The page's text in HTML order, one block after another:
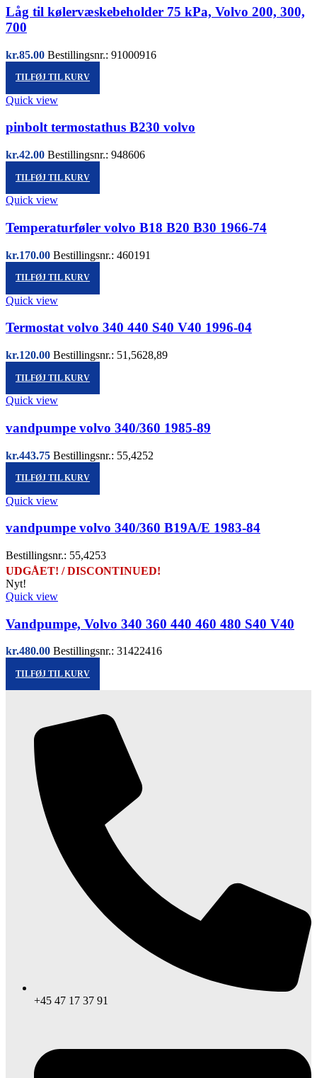
Låg til kølervæskebeholder 75 kPa, Volvo 200, 300,
700
kr.85.00 Bestillingsnr.: 91000916
TILFØJ TIL KURV
Quick view
pinbolt termostathus B230 volvo
kr.42.00 Bestillingsnr.: 948606
TILFØJ TIL KURV
Quick view
Temperaturføler volvo B18 B20 B30 1966-74
kr.170.00 Bestillingsnr.: 460191
TILFØJ TIL KURV
Quick view
Termostat volvo 340 440 S40 V40 1996-04
kr.120.00 Bestillingsnr.: 51,5628,89
TILFØJ TIL KURV
Quick view
vandpumpe volvo 340/360 1985-89
kr.443.75 Bestillingsnr.: 55,4252
TILFØJ TIL KURV
Quick view
vandpumpe volvo 340/360 B19A/E 1983-84
Bestillingsnr.: 55,4253
UDGÅET! / DISCONTINUED!
Nyt!
Quick view
Vandpumpe, Volvo 340 360 440 460 480 S40 V40
kr.480.00 Bestillingsnr.: 31422416
TILFØJ TIL KURV
+45 47 17 37 91